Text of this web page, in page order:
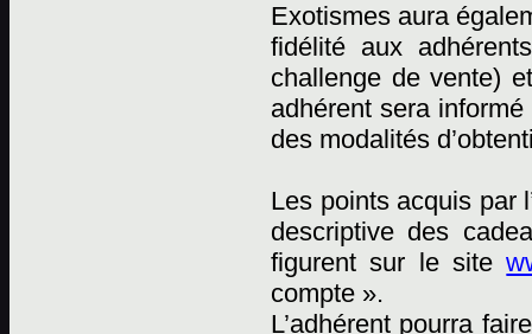
Exotismes aura
fidélité aux
challenge de vente)
adhérent sera
des modalités
Les points acquis par
descriptive des
figurent sur le site
compte ».
L’adhérent pourra